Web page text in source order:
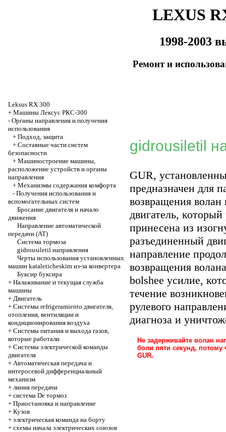
LEXUS
1998-2003
Ремонт и
Leksus RX 300
+ Машины Лексус РКС-300
- Органы направления и получения
использования
+ Подход, защита
+ Составные части систем
безопасности
+ Машиностроение машины,
расположение устройств и органы
направления
+ Механизмы содержания комфорта
- Получения использования и
вспомогательных систем
Бросание двигателя и начало
движения
Направление автоматической
передачи (AT)
Система тормоза
gidrousiletil направления
Черты использования установленных
машин kataleticheskim из-за конвертера
Буксир буксира
+ Налаживание и текущая служба
машины
+ Двигатель
+ Системы refrigeramiento двигателя,
отопления, вентиляции и
кондиционирования воздуха
+ Системы питания и выхода газов,
которые работали
+ Системы электрической команды
двигателя
+ Автоматическая передача и
интеросевой дифференциальный
механизм
+ линия передачи
+ система De тормоз
+ Приостановка и направление
+ Кузов
+ электрическая команда на борту
+ схемы начала электрических союзов
gidrousiletil
GUR,
предназначен для
возвращения волан
двигатель,
принесена из
разъединенный
направление
возвращения
bolshee усилие,
течение
рулевого
диагноза и
Не задерживайте волан
боли пяти секунд,
GUR.